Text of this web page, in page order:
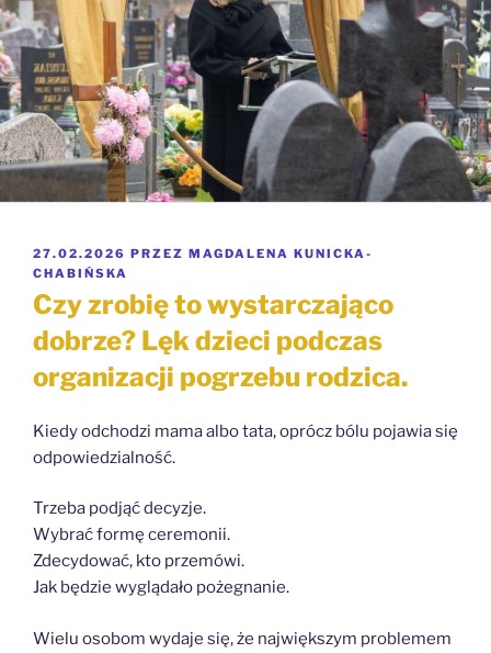
OPUBLIKOWANE
W
27.02.2026 PRZEZ MAGDALENA KUNICKA-
CHABIŃSKA
Czy zrobię to wystarczająco
dobrze? Lęk dzieci podczas
organizacji pogrzebu rodzica.
Kiedy odchodzi mama albo tata, oprócz bólu pojawia się
odpowiedzialność.
Trzeba podjąć decyzje.
Wybrać formę ceremonii.
Zdecydować, kto przemówi.
Jak będzie wyglądało pożegnanie.
Wielu osobom wydaje się, że największym problemem